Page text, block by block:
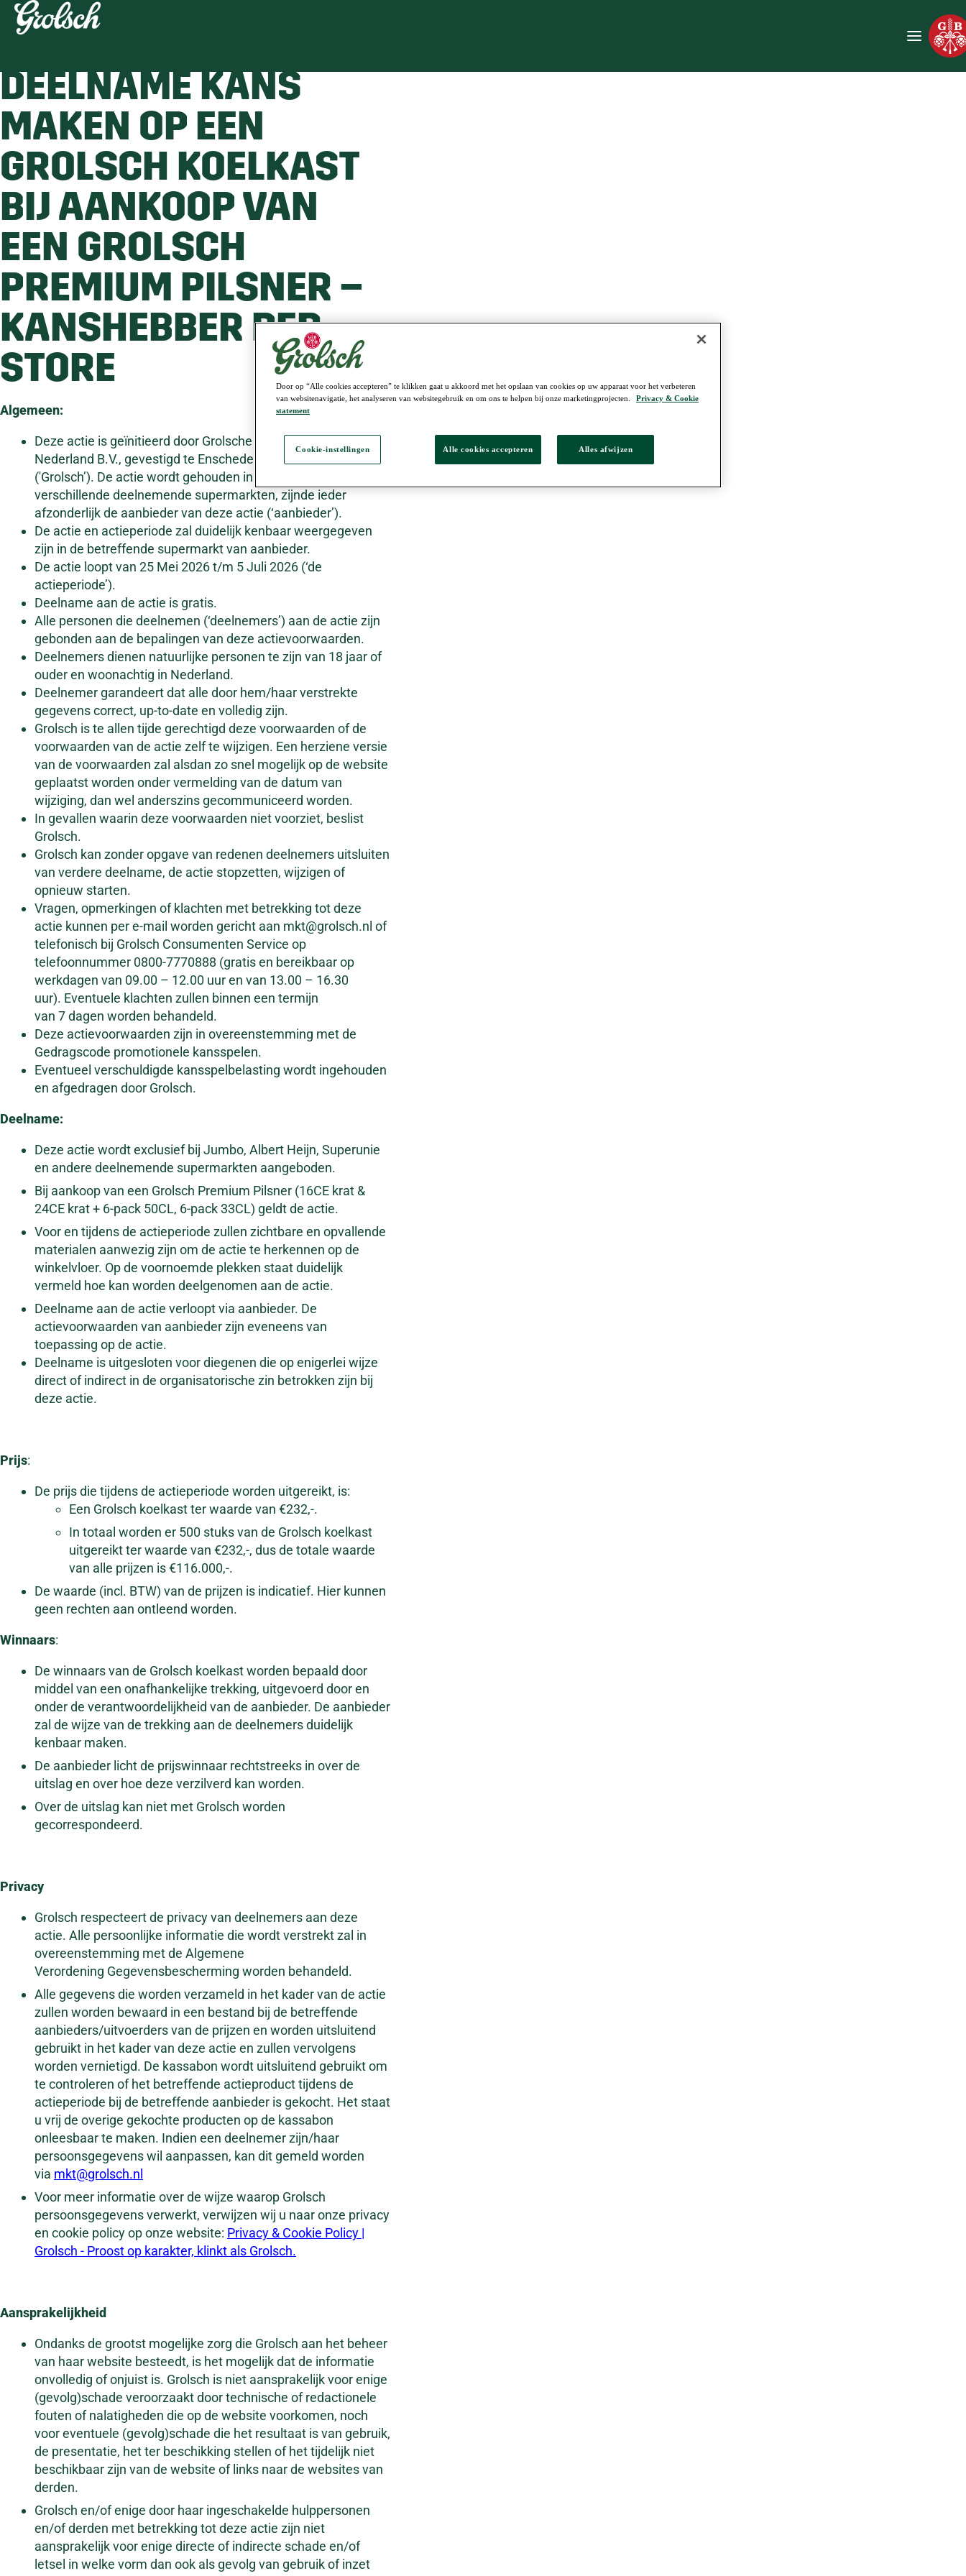
ACTIEVOORWAARDEN
DEELNAME KANS
MAKEN OP EEN
GROLSCH KOELKAST
BIJ AANKOOP VAN
EEN GROLSCH
PREMIUM PILSNER –
KANSHEBBER PER
STORE
Algemeen:
Deze actie is geïnitieerd door Grolsche Bierbrouwerij
Nederland B.V., gevestigd te Enschede aan de Brouwerslaan 1
('Grolsch’). De actie wordt gehouden in vestigingen van
verschillende deelnemende supermarkten, zijnde ieder
afzonderlijk de aanbieder van deze actie (‘aanbieder’).
De actie en actieperiode zal duidelijk kenbaar weergegeven
zijn in de betreffende supermarkt van aanbieder.
De actie loopt van 25 Mei 2026 t/m 5 Juli 2026 (‘de
actieperiode’).
Deelname aan de actie is gratis.
Alle personen die deelnemen (‘deelnemers’) aan de actie zijn
gebonden aan de bepalingen van deze actievoorwaarden.
Deelnemers dienen natuurlijke personen te zijn van 18 jaar of
ouder en woonachtig in Nederland.
Deelnemer garandeert dat alle door hem/haar verstrekte
gegevens correct, up-to-date en volledig zijn.
Grolsch is te allen tijde gerechtigd deze voorwaarden of de
voorwaarden van de actie zelf te wijzigen. Een herziene versie
van de voorwaarden zal alsdan zo snel mogelijk op de website
geplaatst worden onder vermelding van de datum van
wijziging, dan wel anderszins gecommuniceerd worden.
In gevallen waarin deze voorwaarden niet voorziet, beslist
Grolsch.
Grolsch kan zonder opgave van redenen deelnemers uitsluiten
van verdere deelname, de actie stopzetten, wijzigen of
opnieuw starten.
Vragen, opmerkingen of klachten met betrekking tot deze
actie kunnen per e-mail worden gericht aan mkt@grolsch.nl of
telefonisch bij Grolsch Consumenten Service op
telefoonnummer 0800-7770888 (gratis en bereikbaar op
werkdagen van 09.00 – 12.00 uur en van 13.00 – 16.30
uur). Eventuele klachten zullen binnen een termijn
van 7 dagen worden behandeld.
Deze actievoorwaarden zijn in overeenstemming met de
Gedragscode promotionele kansspelen.
Eventueel verschuldigde kansspelbelasting wordt ingehouden
en afgedragen door Grolsch.
Deelname:
Deze actie wordt exclusief bij Jumbo, Albert Heijn, Superunie
en andere deelnemende supermarkten aangeboden.
Bij aankoop van een Grolsch Premium Pilsner (16CE krat &
24CE krat + 6-pack 50CL, 6-pack 33CL) geldt de actie.
Voor en tijdens de actieperiode zullen zichtbare en opvallende
materialen aanwezig zijn om de actie te herkennen op de
winkelvloer. Op de voornoemde plekken staat duidelijk
vermeld hoe kan worden deelgenomen aan de actie.
Deelname aan de actie verloopt via aanbieder. De
actievoorwaarden van aanbieder zijn eveneens van
toepassing op de actie.
Deelname is uitgesloten voor diegenen die op enigerlei wijze
direct of indirect in de organisatorische zin betrokken zijn bij
deze actie.
Prijs:
De prijs die tijdens de actieperiode worden uitgereikt, is:
Een Grolsch koelkast ter waarde van €232,-.
In totaal worden er 500 stuks van de Grolsch koelkast
uitgereikt ter waarde van €232,-, dus de totale waarde
van alle prijzen is €116.000,-.
De waarde (incl. BTW) van de prijzen is indicatief. Hier kunnen
geen rechten aan ontleend worden.
Winnaars:
De winnaars van de Grolsch koelkast worden bepaald door
middel van een onafhankelijke trekking, uitgevoerd door en
onder de verantwoordelijkheid van de aanbieder. De aanbieder
zal de wijze van de trekking aan de deelnemers duidelijk
kenbaar maken.
De aanbieder licht de prijswinnaar rechtstreeks in over de
uitslag en over hoe deze verzilverd kan worden.
Over de uitslag kan niet met Grolsch worden
gecorrespondeerd.
Privacy
Grolsch respecteert de privacy van deelnemers aan deze
actie. Alle persoonlijke informatie die wordt verstrekt zal in
overeenstemming met de Algemene
Verordening Gegevensbescherming worden behandeld.
Alle gegevens die worden verzameld in het kader van de actie
zullen worden bewaard in een bestand bij de betreffende
aanbieders/uitvoerders van de prijzen en worden uitsluitend
gebruikt in het kader van deze actie en zullen vervolgens
worden vernietigd. De kassabon wordt uitsluitend gebruikt om
te controleren of het betreffende actieproduct tijdens de
actieperiode bij de betreffende aanbieder is gekocht. Het staat
u vrij de overige gekochte producten op de kassabon
onleesbaar te maken. Indien een deelnemer zijn/haar
persoonsgegevens wil aanpassen, kan dit gemeld worden
via mkt@grolsch.nl
Voor meer informatie over de wijze waarop Grolsch
persoonsgegevens verwerkt, verwijzen wij u naar onze privacy
en cookie policy op onze website: Privacy & Cookie Policy |
Grolsch - Proost op karakter, klinkt als Grolsch.
Aansprakelijkheid
Ondanks de grootst mogelijke zorg die Grolsch aan het beheer
van haar website besteedt, is het mogelijk dat de informatie
onvolledig of onjuist is. Grolsch is niet aansprakelijk voor enige
(gevolg)schade veroorzaakt door technische of redactionele
fouten of nalatigheden die op de website voorkomen, noch
voor eventuele (gevolg)schade die het resultaat is van gebruik,
de presentatie, het ter beschikking stellen of het tijdelijk niet
beschikbaar zijn van de website of links naar de websites van
derden.
Grolsch en/of enige door haar ingeschakelde hulppersonen
en/of derden met betrekking tot deze actie zijn niet
aansprakelijk voor enige directe of indirecte schade en/of
letsel in welke vorm dan ook als gevolg van gebruik of inzet
Door op “Alle cookies accepteren” te klikken gaat u akkoord met het opslaan van cookies op uw apparaat voor het verbeteren
van websitenavigatie, het analyseren van websitegebruik en om ons te helpen bij onze marketingprojecten.
Privacy & Cookie
statement
Alle cookies accepteren Alles afwijzen
Cookie-instellingen